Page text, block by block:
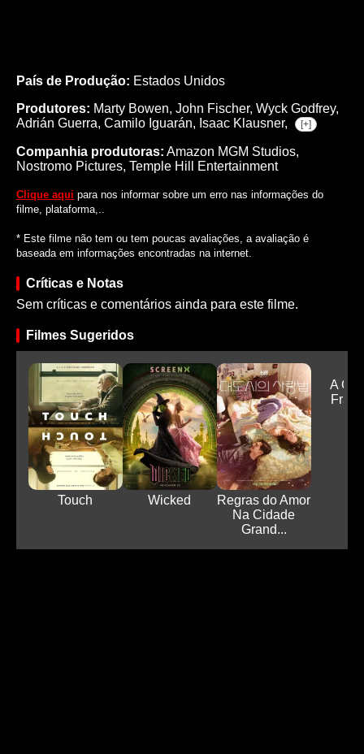
País de Produção: Estados Unidos
Produtores: Marty Bowen, John Fischer, Wyck Godfrey,
Adrián Guerra, Camilo Iguarán, Isaac Klausner, [+]
Companhia produtoras: Amazon MGM Studios,
Nostromo Pictures, Temple Hill Entertainment
Clique aqui para nos informar sobre um erro nas informações do
filme, plataforma,..
* Este filme não tem ou tem poucas avaliações, a avaliação é
baseada em informações encontradas na internet.
Críticas e Notas
Sem críticas e comentários ainda para este filme.
Filmes Sugeridos
Touch Wicked
Regras do Amor
Na Cidade
Grand...
A